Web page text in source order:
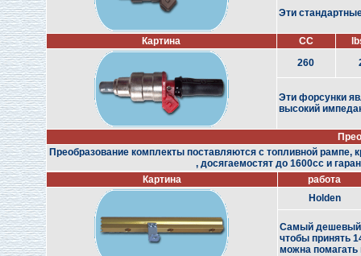
Эти
Картина CC
260
Эти форсунки
высокий
Преобразование комплекты поставляются с топливной
, досягаемостят до 1600cc и
Картина
работа
Holden
Самый дешевый
чтобы принять
можна помагать